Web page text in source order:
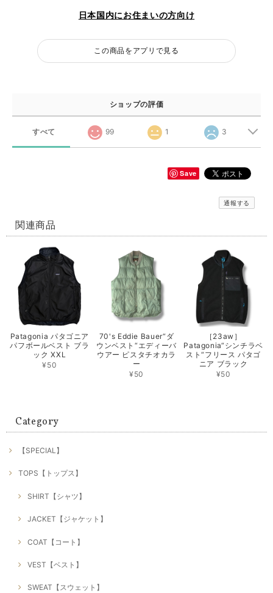
日本国内にお住まいの方向け
この商品をアプリで見る
ショップの評価
すべて 99 1 3
Save
通報する
関連商品
Patagonia パタゴニア
パフボールベスト ブラ
ック XXL
¥50
70's Eddie Bauer“ダ
ウンベスト“エディーバ
ウアー ピスタチオカラ
ー
¥50
［23aw］
Patagonia“シンチラベ
スト“フリース パタゴ
ニア ブラック
¥50
Category
【SPECIAL】
TOPS【トップス】
SHIRT【シャツ】
JACKET【ジャケット】
COAT【コート】
VEST【ベスト】
SWEAT【スウェット】